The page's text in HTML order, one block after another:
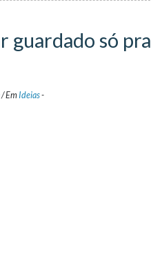
guardado só pra
/Em Ideias-